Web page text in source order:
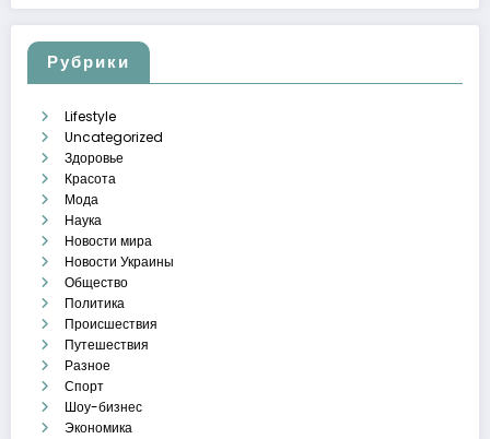
Рубрики
Lifestyle
Uncategorized
Здоровье
Красота
Мода
Наука
Новости мира
Новости Украины
Общество
Политика
Происшествия
Путешествия
Разное
Спорт
Шоу-бизнес
Экономика